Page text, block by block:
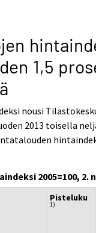
1,5
nousi
2013 toisella
2005=100, 2.
Pisteluku
1)